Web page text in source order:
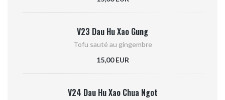
V23 Dau Hu Xao Gung
Tofu sauté au gingembre
15,00 EUR
V24 Dau Hu Xao Chua Ngot